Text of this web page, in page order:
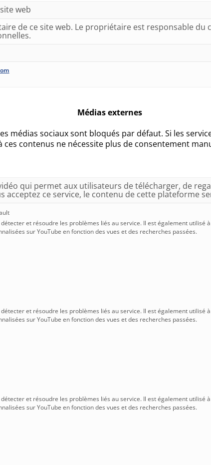
web
de ce site web. Le propriétaire est responsable
Médias externes
médias sociaux sont bloqués par défaut. Si les
ces contenus ne nécessite plus de consentement
qui permet aux utilisateurs de télécharger, de
acceptez ce service, le contenu de cette plateforme
et résoudre les problèmes liés au service. Il est également utilisé
sur YouTube en fonction des vues et des recherches passées.
et résoudre les problèmes liés au service. Il est également utilisé
sur YouTube en fonction des vues et des recherches passées.
et résoudre les problèmes liés au service. Il est également utilisé
sur YouTube en fonction des vues et des recherches passées.